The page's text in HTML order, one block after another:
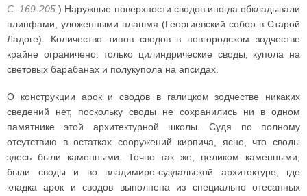
С. 169-205 .) Наружные поверхности сводов иногда обкладывали
плинфами, уложенными плашмя (Георгиевский собор в Старой
Ладоге). Количество типов сводов в новгородском зодчестве
крайне ограничено: только цилиндрические своды, купола на
световых барабанах и полукупола на апсидах.
О конструкции арок и сводов в галицком зодчестве никаких
сведений нет, поскольку своды не сохранились ни в одном
памятнике этой архитектурной школы. Судя по полному
отсутствию в остатках сооружений кирпича, ясно, что своды
здесь были каменными. Точно так же, целиком каменными,
были своды и во владимиро-суздальской архитектуре, где
кладка арок и сводов выполнена из специально отесанных